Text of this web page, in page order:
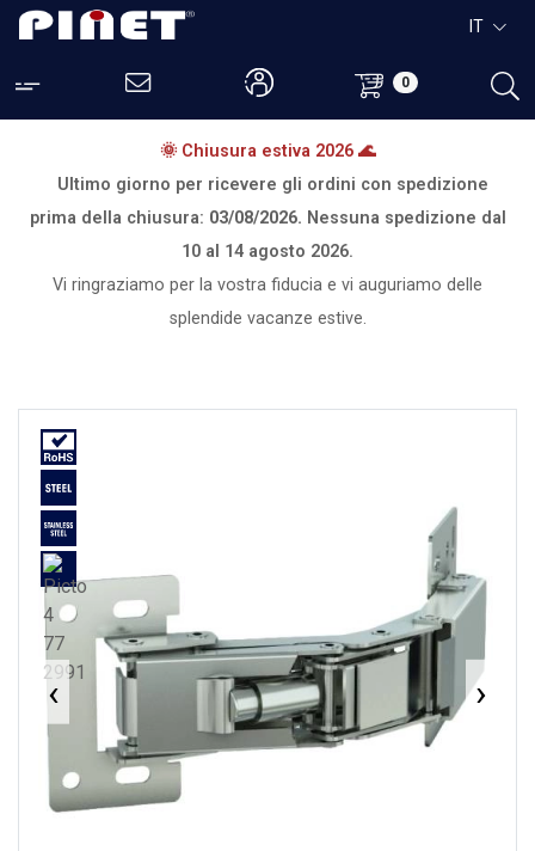
0
IT
🌞 Chiusura estiva 2026 🌊
Ultimo giorno per ricevere gli ordini con spedizione
prima della chiusura: 03/08/2026. Nessuna spedizione dal
10 al 14 agosto 2026.
Vi ringraziamo per la vostra fiducia e vi auguriamo delle
splendide vacanze estive.
‹ ›